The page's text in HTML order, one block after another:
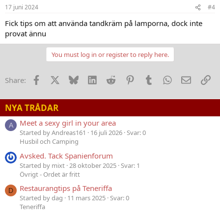
17 juni 2024 #4
Fick tips om att använda tandkräm på lamporna, dock inte
provat ännu
You must log in or register to reply here.
Share: Facebook Bluesky LinkedInReddit PinterestTumblrWhatsApp
E-post
NYA TRÅDAR
A Meet a sexy girl in your area
Started by Andreas161 16 juli 2026 Svar: 0
Husbil och Camping
Avsked. Tack Spanienforum
Started by mixt 28 oktober 2025 Svar: 1
Övrigt - Ordet är fritt
D Restaurangtips på Teneriffa
Started by dag 11 mars 2025 Svar: 0
Teneriffa